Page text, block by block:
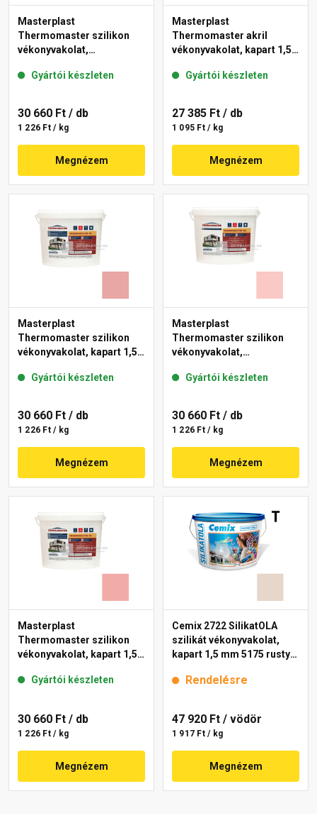
Masterplast
Thermomaster szilikon
vékonyvakolat,
21-D 25 kg
Gyártói készleten
30 660 Ft / db
1 226 Ft / kg
Megnézem
Masterplast
Thermomaster akril
vékonyvakolat, kapart 1,5
Gyártói készleten
27 385 Ft / db
1 095 Ft / kg
Megnézem
Masterplast
Thermomaster szilikon
vékonyvakolat, kapart 1,5
Gyártói készleten
30 660 Ft / db
1 226 Ft / kg
Megnézem
Masterplast
Thermomaster szilikon
vékonyvakolat,
22-F 25 kg
Gyártói készleten
30 660 Ft / db
1 226 Ft / kg
Megnézem
Masterplast
Thermomaster szilikon
vékonyvakolat, kapart 1,5
Gyártói készleten
30 660 Ft / db
1 226 Ft / kg
Megnézem
Cemix 2722 SilikatOLA
szilikát vékonyvakolat,
kapart 1,5 mm 5175 rusty
Rendelésre
47 920 Ft / vödör
1 917 Ft / kg
Megnézem